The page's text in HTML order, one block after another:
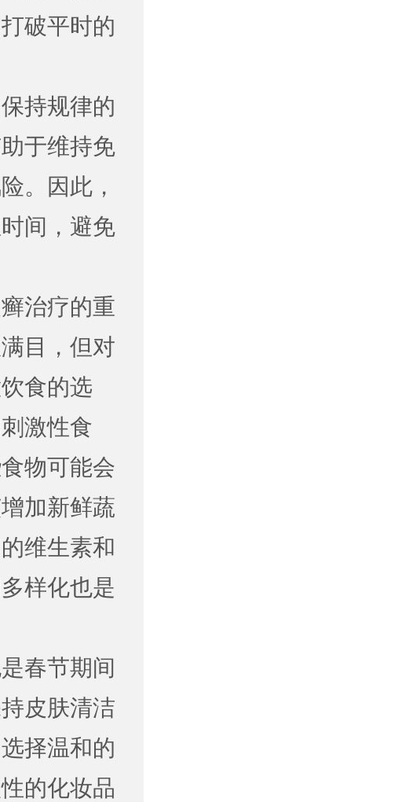
破平时的
持规律的
于维持免
。因此，
间，避免
治疗的重
目，但对
食的选
激性食
物可能会
加新鲜蔬
维生素和
样化也是
春节期间
皮肤清洁
择温和的
的化妆品